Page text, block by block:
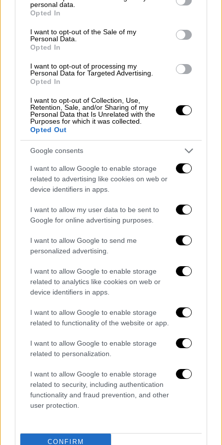
grant or deny consent to Google and its third-party tags to
use your data for below specified purposes in below Google
consent section.
personal data.
Opted In
I want to opt-out of the Sale of my
Personal Data.
Opted In
I want to opt-out of processing my
Personal Data for Targeted Advertising.
Opted In
I want to opt-out of Collection, Use,
Retention, Sale, and/or Sharing of my
Personal Data that Is Unrelated with the
Purposes for which it was collected.
Opted Out
Google consents
I want to allow Google to enable storage
related to advertising like cookies on web or
device identifiers in apps.
I want to allow my user data to be sent to
Google for online advertising purposes.
I want to allow Google to send me
personalized advertising.
I want to allow Google to enable storage
related to analytics like cookies on web or
device identifiers in apps.
I want to allow Google to enable storage
related to functionality of the website or app.
I want to allow Google to enable storage
related to personalization.
I want to allow Google to enable storage
related to security, including authentication
functionality and fraud prevention, and other
user protection.
CONFIRM
φέρεται να κλιμακώθηκε και έγινε
σωματικός. Σε εκείνο το σημείο, ο φίλος
της Francescaφέρεται να κάλεσε την
αστυνομία, η οποία τον συμβούλεψε να
«Safety Zone» έξω από το αστυνομικό τμήμα
του Beverly Hills, ώστε να μπορέσει να
μιλήσει με τους αστυνομικούς.
Clint Eastwood’s daughter Francesca
arrested for felony domestic
violence in Beverly Hills
https://t.co/cI7rZjKp6O
pic.twitter.com/VMRjcacQr7
— New York Post (@nypost)
Το ζευγάρι έφτασε στη Ζώνη Ασφαλείας και
αφού έλαβε καταθέσεις και από τα δύο μέρη
και αξιολόγησε τους υποτιθέμενους
- τους οποίους, σύμφωνα με
το TMZ, υπέστη ο σύντροφος της Francesca
- το Beverly Hills PD τη συνέλαβε για
Ο φίλος τηςαρνήθηκε την ιατρική βοήθεια
από την
αστυνομία αφού κατέβαλε εγγύηση 50.000
επιβολής του νόμου δεν αποκάλυψαν την
ταυτότητα του φερόμενου θύματος
σύμφωνα με τη νομοθεσία της Καλιφόρνια.
Alexander Wraith, αν και δεν είναι ξεκάθαρο